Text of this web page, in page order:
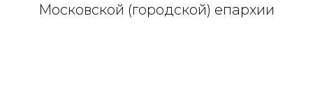
Московской (городской) епархии